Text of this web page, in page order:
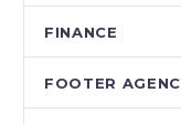
FINANCE
FOOTER